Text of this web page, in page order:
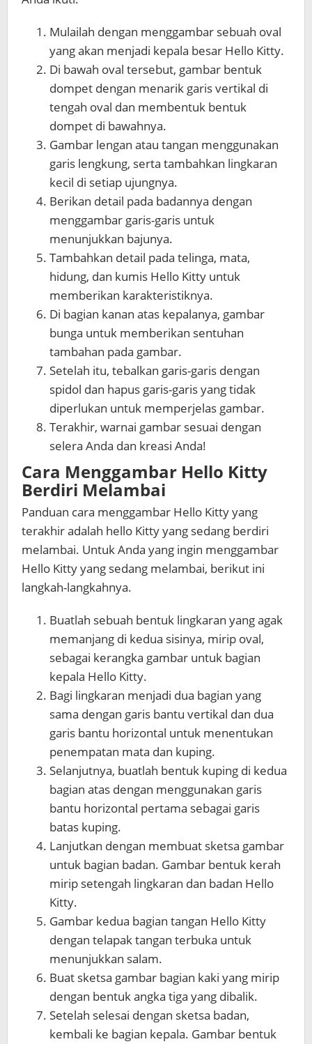
Mulailah dengan menggambar sebuah oval
yang akan menjadi kepala besar Hello Kitty.
Di bawah oval tersebut, gambar bentuk
dompet dengan menarik garis vertikal di
tengah oval dan membentuk bentuk
dompet di bawahnya.
Gambar lengan atau tangan menggunakan
garis lengkung, serta tambahkan lingkaran
kecil di setiap ujungnya.
Berikan detail pada badannya dengan
menggambar garis-garis untuk
menunjukkan bajunya.
Tambahkan detail pada telinga, mata,
hidung, dan kumis Hello Kitty untuk
memberikan karakteristiknya.
Di bagian kanan atas kepalanya, gambar
bunga untuk memberikan sentuhan
tambahan pada gambar.
Setelah itu, tebalkan garis-garis dengan
spidol dan hapus garis-garis yang tidak
diperlukan untuk memperjelas gambar.
Terakhir, warnai gambar sesuai dengan
selera Anda dan kreasi Anda!
Cara Menggambar Hello Kitty
Berdiri Melambai
Panduan cara menggambar Hello Kittyyang
terakhir adalah hello Kitty yang sedang berdiri
melambai. Untuk Anda yang ingin menggambar
Hello Kitty yang sedang melambai, berikut ini
langkah-langkahnya.
Buatlah sebuah bentuk lingkaran yang agak
memanjang di kedua sisinya, mirip oval,
sebagai kerangka gambar untuk bagian
kepala Hello Kitty.
Bagi lingkaran menjadi dua bagian yang
sama dengan garis bantu vertikal dan dua
garis bantu horizontal untuk menentukan
penempatan mata dan kuping.
Selanjutnya, buatlah bentuk kuping di kedua
bagian atas dengan menggunakan garis
bantu horizontal pertama sebagai garis
batas kuping.
Lanjutkan dengan membuat sketsa gambar
untuk bagian badan. Gambar bentuk kerah
mirip setengah lingkaran dan badan Hello
Kitty.
Gambar kedua bagian tangan Hello Kitty
dengan telapak tangan terbuka untuk
menunjukkan salam.
Buat sketsa gambar bagian kaki yang mirip
dengan bentuk angka tiga yang dibalik.
Setelah selesai dengan sketsa badan,
kembali ke bagian kepala. Gambar bentuk